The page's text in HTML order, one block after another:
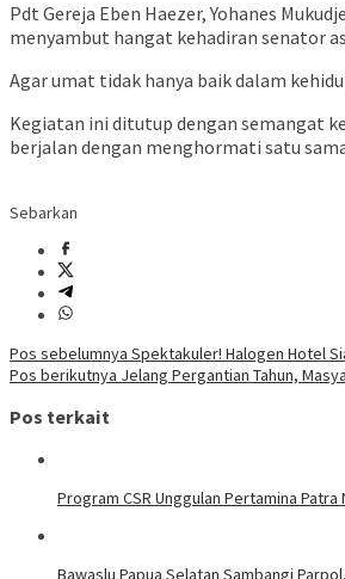
Pdt Gereja Eben Haezer, Yohanes
menyambut hangat kehadiran senator
Agar umat tidak hanya baik dalam
Kegiatan ini ditutup dengan semangat
berjalan dengan menghormati satu
Sebarkan
Navigasi
pos
Pos sebelumnya Spektakuler! Halogen Hotel
Pos berikutnya Jelang Pergantian Tahun,
Pos terkait
Program CSR Unggulan Pertamina
Bawaslu Papua Selatan Sambangi